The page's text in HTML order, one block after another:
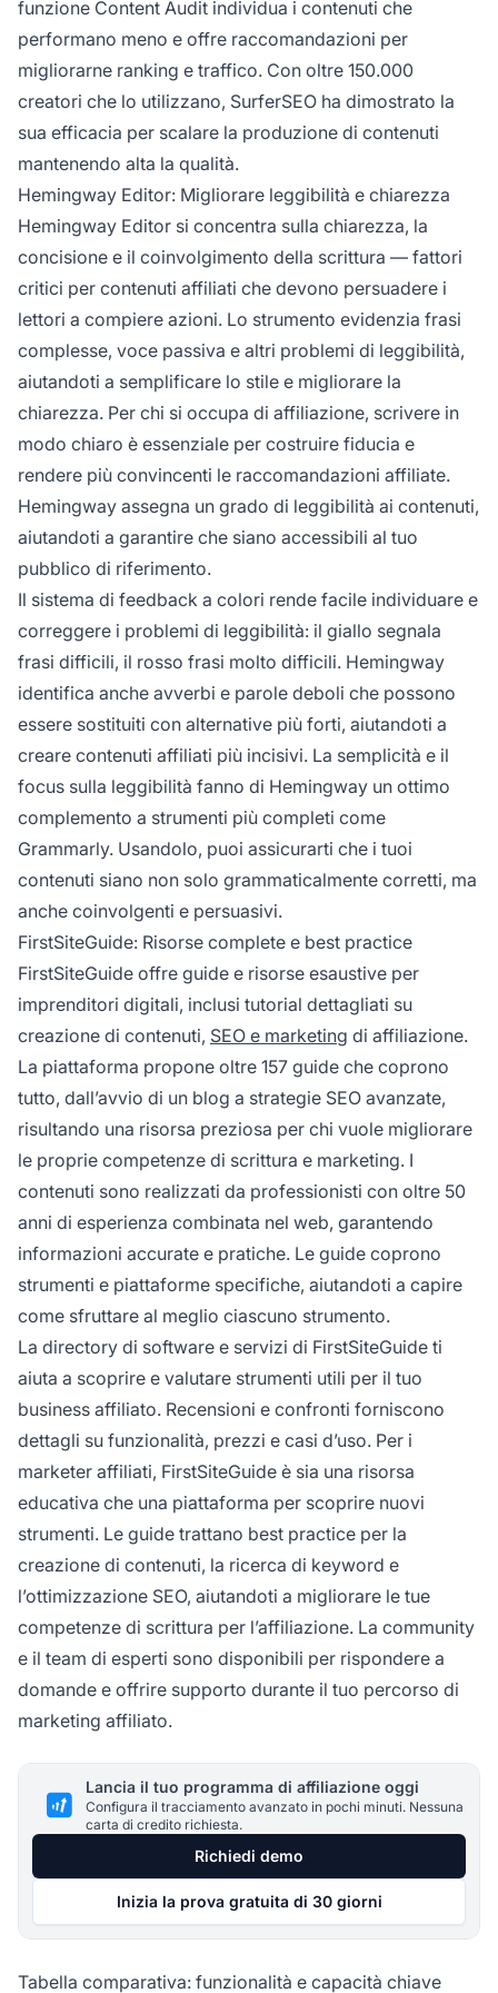
funzione Content Audit individua i contenuti che
performano meno e offre raccomandazioni per
migliorarne ranking e traffico. Con oltre 150.000
creatori che lo utilizzano, SurferSEO ha dimostrato la
sua efficacia per scalare la produzione di contenuti
mantenendo alta la qualità.
Hemingway Editor: Migliorare leggibilità e chiarezza
Hemingway Editor si concentra sulla chiarezza, la
concisione e il coinvolgimento della scrittura — fattori
critici per contenuti affiliati che devono persuadere i
lettori a compiere azioni. Lo strumento evidenzia frasi
complesse, voce passiva e altri problemi di leggibilità,
aiutandoti a semplificare lo stile e migliorare la
chiarezza. Per chi si occupa di affiliazione, scrivere in
modo chiaro è essenziale per costruire fiducia e
rendere più convincenti le raccomandazioni affiliate.
Hemingway assegna un grado di leggibilità ai contenuti,
aiutandoti a garantire che siano accessibili al tuo
pubblico di riferimento.
Il sistema di feedback a colori rende facile individuare e
correggere i problemi di leggibilità: il giallo segnala
frasi difficili, il rosso frasi molto difficili. Hemingway
identifica anche avverbi e parole deboli che possono
essere sostituiti con alternative più forti, aiutandoti a
creare contenuti affiliati più incisivi. La semplicità e il
focus sulla leggibilità fanno di Hemingway un ottimo
complemento a strumenti più completi come
Grammarly. Usandolo, puoi assicurarti che i tuoi
contenuti siano non solo grammaticalmente corretti, ma
anche coinvolgenti e persuasivi.
FirstSiteGuide: Risorse complete e best practice
FirstSiteGuide offre guide e risorse esaustive per
imprenditori digitali, inclusi tutorial dettagliati su
creazione di contenuti, SEO e marketing di affiliazione.
La piattaforma propone oltre 157 guide che coprono
tutto, dall’avvio di un blog a strategie SEO avanzate,
risultando una risorsa preziosa per chi vuole migliorare
le proprie competenze di scrittura e marketing. I
contenuti sono realizzati da professionisti con oltre 50
anni di esperienza combinata nel web, garantendo
informazioni accurate e pratiche. Le guide coprono
strumenti e piattaforme specifiche, aiutandoti a capire
come sfruttare al meglio ciascuno strumento.
La directory di software e servizi di FirstSiteGuide ti
aiuta a scoprire e valutare strumenti utili per il tuo
business affiliato. Recensioni e confronti forniscono
dettagli su funzionalità, prezzi e casi d’uso. Per i
marketer affiliati, FirstSiteGuide è sia una risorsa
educativa che una piattaforma per scoprire nuovi
strumenti. Le guide trattano best practice per la
creazione di contenuti, la ricerca di keyword e
l’ottimizzazione SEO, aiutandoti a migliorare le tue
competenze di scrittura per l’affiliazione. La community
e il team di esperti sono disponibili per rispondere a
domande e offrire supporto durante il tuo percorso di
marketing affiliato.
Lancia il tuo programma di affiliazione oggi
Configura il tracciamento avanzato in pochi minuti. Nessuna
carta di credito richiesta.
Richiedi demo
Inizia la prova gratuita di 30 giorni
Tabella comparativa: funzionalità e capacità chiave